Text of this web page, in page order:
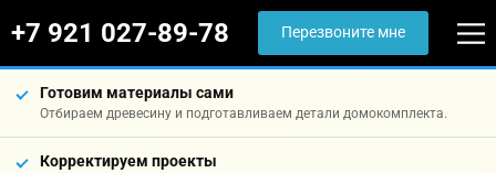
+7 921 027-89-78 Перезвоните мне
Готовим материалы сами
Отбираем древесину и подготавливаем детали домокомплекта.
Корректируем проекты